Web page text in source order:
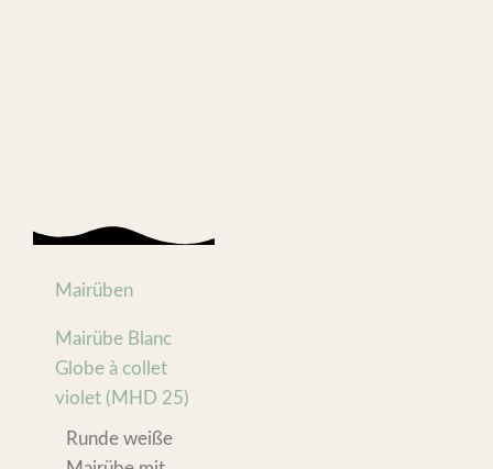
Mairüben
Mairübe Blanc
Globe à collet
violet (MHD 25)
Runde weiße